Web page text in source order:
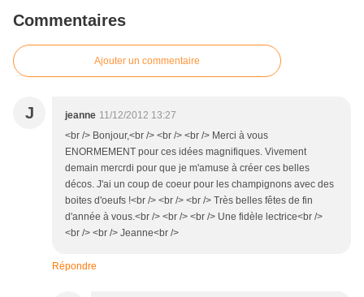
Commentaires
Ajouter un commentaire
J jeanne 11/12/2012 13:27
<br /> Bonjour,<br /> <br /> <br /> Merci à vous
ENORMEMENT pour ces idées magnifiques. Vivement
demain mercrdi pour que je m'amuse à créer ces belles
décos. J'ai un coup de coeur pour les champignons avec des
boites d'oeufs !<br /> <br /> <br /> Très belles fêtes de fin
d'année à vous.<br /> <br /> <br /> Une fidèle lectrice<br />
<br /> <br /> Jeanne<br />
Répondre